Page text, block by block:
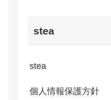
stea
stea
個人情報保護方針